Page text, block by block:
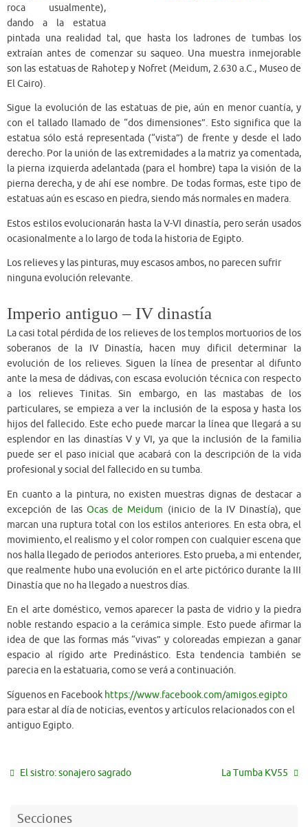
roca usualmente),
dando a la estatua
pintada una realidad tal, que hasta los ladrones de tumbas los
extraían antes de comenzar su saqueo. Una muestra inmejorable
son las estatuas de Rahotep y Nofret (Meidum, 2.630 a.C., Museo de
El Cairo).
Sigue la evolución de las estatuas de pie, aún en menor cuantía, y
con el tallado llamado de “dos dimensiones”. Esto significa que la
estatua sólo está representada (“vista”) de frente y desde el lado
derecho. Por la unión de las extremidades a la matriz ya comentada,
la pierna izquierda adelantada (para el hombre) tapa la visión de la
pierna derecha, y de ahí ese nombre. De todas formas, este tipo de
estatuas aún es escaso en piedra, siendo más normales en madera.
Estos estilos evolucionarán hasta la V-VI dinastía, pero serán usados
ocasionalmente a lo largo de toda la historia de Egipto.
Los relieves y las pinturas, muy escasos ambos, no parecen sufrir
ninguna evolución relevante.
Imperio antiguo – IV dinastía
La casi total pérdida de los relieves de los templos mortuorios de los
soberanos de la IV Dinastía, hacen muy dificil determinar la
evolución de los relieves. Siguen la línea de presentar al difunto
ante la mesa de dádivas, con escasa evolución técnica con respecto
a los relieves Tinitas. Sin embargo, en las mastabas de los
particulares, se empieza a ver la inclusión de la esposa y hasta los
hijos del fallecido. Este echo puede marcar la línea que llegará a su
esplendor en las dinastías V y VI, ya que la inclusión de la familia
puede ser el paso inicial que acabará con la descripción de la vida
profesional y social del fallecido en su tumba.
En cuanto a la pintura, no existen muestras dignas de destacar a
excepción de lasOcas de Meidum (inicio de la IV Dinastía), que
marcan una ruptura total con los estilos anteriores. En esta obra, el
movimiento, el realismo y el color rompen con cualquier escena que
nos halla llegado de periodos anteriores. Esto prueba, a mi entender,
que realmente hubo una evolución en el arte pictórico durante la III
Dinastía que no ha llegado a nuestros días.
En el arte doméstico, vemos aparecer la pasta de vidrio y la piedra
noble restando espacio a la cerámica simple. Esto puede afirmar la
idea de que las formas más “vivas” y coloreadas empiezan a ganar
espacio al rígido arte Predinástico. Esta tendencia también se
parecia en la estatuaria, como se verá a continuación.
Síguenos en Facebook https://www.facebook.com/amigos.egipto
para estar al día de noticias, eventos y artículos relacionados con el
antiguo Egipto.
El sistro: sonajero sagrado La Tumba KV55
Secciones